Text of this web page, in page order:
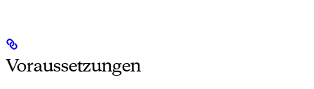
Voraussetzungen